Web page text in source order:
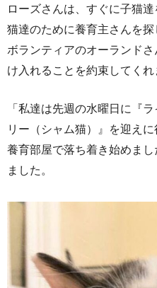
ローズさんは、すぐに子猫
猫達のために養育主さんを
ボランティアのオーランド
け入れることを約束してくれ
「私達は先週の水曜日に『
リー（シャム猫）』を迎え
養育部屋で落ち着き始めま
ました。